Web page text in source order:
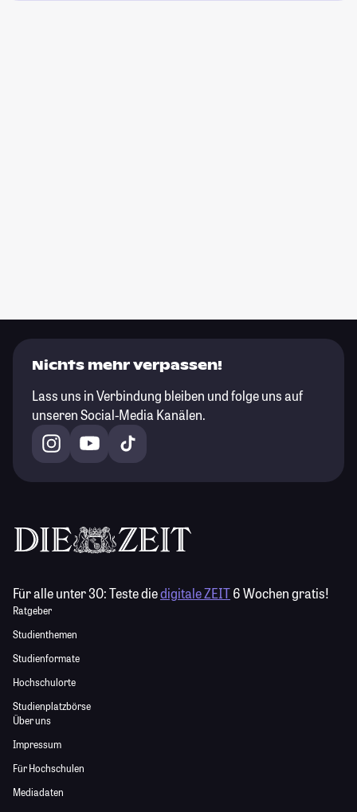
Nichts mehr verpassen!
Lass uns in Verbindung bleiben und folge uns auf
unseren Social-Media Kanälen.
Für alle unter 30:Teste diedigitale ZEIT6 Wochen gratis!
Ratgeber
Studienthemen
Studienformate
Hochschulorte
Studienplatzbörse
Über uns
Impressum
Für Hochschulen
Mediadaten